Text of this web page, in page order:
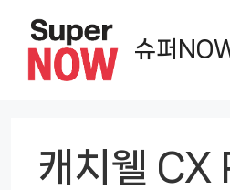
슈퍼
캐치웰 CX